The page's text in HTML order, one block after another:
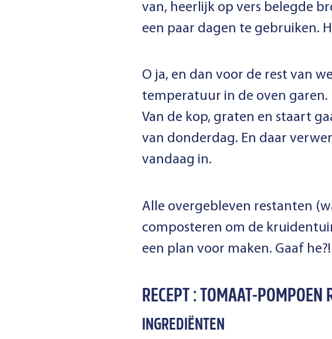
van, heerlijk op vers belegde
een paar dagen te gebruiken.
O ja, en dan voor de rest van
temperatuur in de oven garen.
Van de kop, graten en staart
van donderdag. En daar
vandaag in.
Alle overgebleven restanten
composteren om de
een plan voor maken. Gaaf he?!
RECEPT : TOMAAT-POMPOEN
INGREDIËNTEN